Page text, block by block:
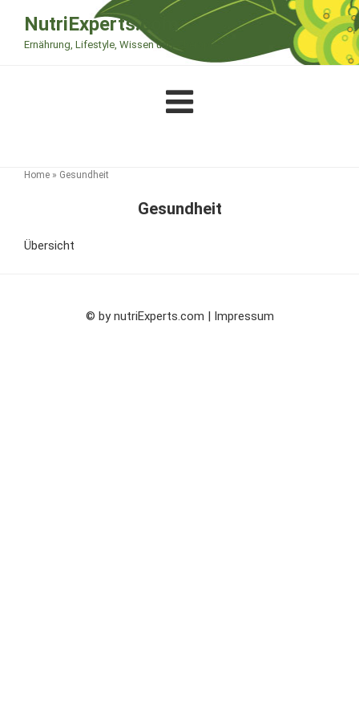
Inhalt
springen
NutriExperts.com
Ernährung, Lifestyle, Wissen und Therapie
Home » Gesundheit
Gesundheit
Übersicht
© bynutriExperts.com | Impressum